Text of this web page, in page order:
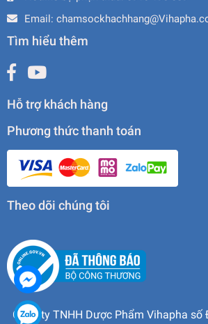
Email:
Tìm hiểu thêm
Hỗ trợ khách hàng
Phương thức thanh toán
Theo dõi chúng tôi
Công ty TNHH Dược Phẩm Vihapha số